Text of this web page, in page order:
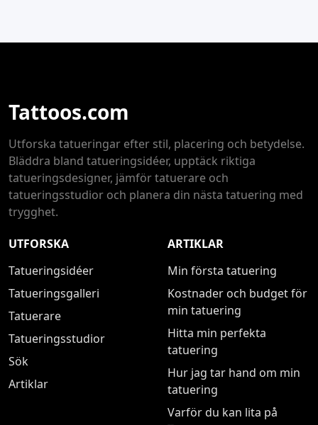
Tattoos.com
Utforska tatueringar efter stil, placering och betydelse.
Bläddra bland tatueringsidéer, upptäck riktiga
tatueringsdesigner, jämför tatuerare och
tatueringsstudior och planera din nästa tatuering med
trygghet.
UTFORSKA
Tatueringsidéer
Tatueringsgalleri
Tatuerare
Tatueringsstudior
Sök
Artiklar
ARTIKLAR
Min första tatuering
Kostnader och budget för
min tatuering
Hitta min perfekta
tatuering
Hur jag tar hand om min
tatuering
Varför du kan lita på